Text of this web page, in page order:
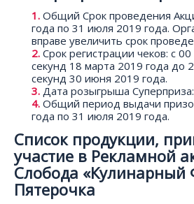
Общий Срок проведения
года по 31 июля 2019 года.
вправе увеличить срок
Срок регистрации чеков: с
секунд 18 марта 2019 года до
секунд 30 июня 2019 года.
Дата розыгрыша
Общий период выдачи
года по 31 июля 2019 года.
Список продукции,
участие в Рекламной
Слобода «Кулинарный
Пятерочка